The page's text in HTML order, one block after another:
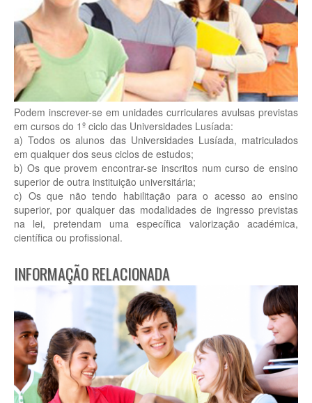
Podem inscrever-se em unidades curriculares avulsas previstas
em cursos do 1º ciclo das Universidades Lusíada:
a) Todos os alunos das Universidades Lusíada, matriculados
em qualquer dos seus ciclos de estudos;
b) Os que provem encontrar-se inscritos num curso de ensino
superior de outra instituição universitária;
c) Os que não tendo habilitação para o acesso ao ensino
superior, por qualquer das modalidades de ingresso previstas
na lei, pretendam uma específica valorização académica,
científica ou profissional.
INFORMAÇÃO RELACIONADA